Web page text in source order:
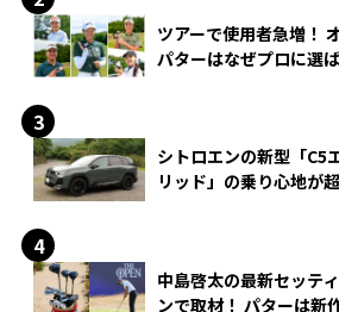
ツアーで使用者急増！
パターはなぜプロに選
シトロエンの新型「C5
リッド」の乗り心地が
中島啓太の最新セッテ
ンで取材！ パターは新